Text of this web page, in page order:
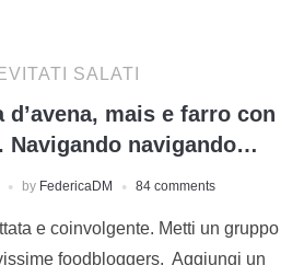
SALATI
d’avena, mais e farro con
Navigando navigando…
by FedericaDM 84 comments
e coinvolgente. Metti un gruppo
foodbloggers. Aggiungi un